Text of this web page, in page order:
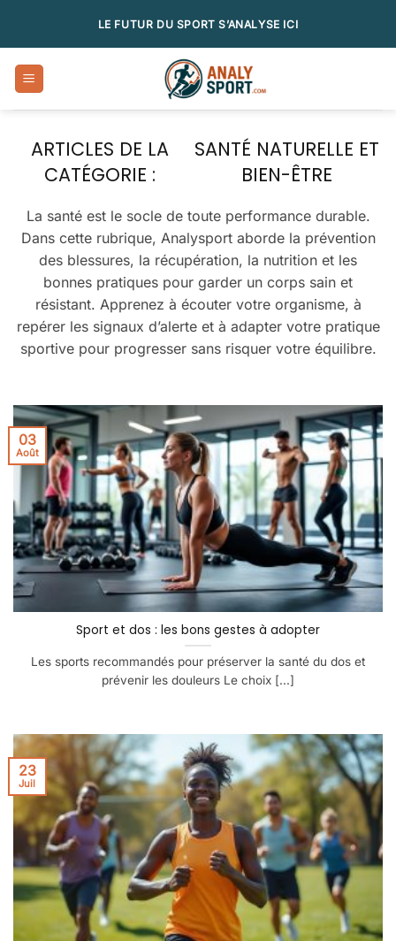
LE FUTUR DU SPORT S’ANALYSE ICI
SANTÉ NATURELLE ET
BIEN-ÊTRE
La santé est le socle de toute performance durable.
Dans cette rubrique, Analysport aborde la prévention
des blessures, la récupération, la nutrition et les
bonnes pratiques pour garder un corps sain et
résistant. Apprenez à écouter votre organisme, à
repérer les signaux d’alerte et à adapter votre pratique
sportive pour progresser sans risquer votre équilibre.
Sport et dos : les bons gestes à adopter
Les sports recommandés pour préserver la santé du dos et
prévenir les douleurs Le choix [...]
03
Août
23
Juil